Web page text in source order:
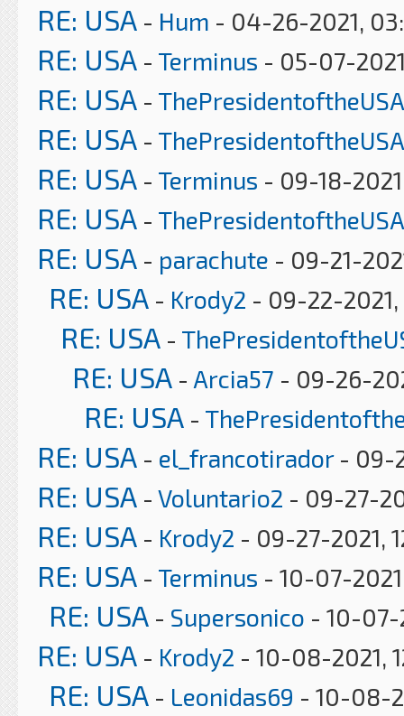
RE: USA - Hum - 04-26-2021,
RE: USA - Terminus - 05-07-
RE: USA - ThePresidentoftheUSA
RE: USA - ThePresidentoftheUSA
RE: USA - Terminus - 09-18-
RE: USA - ThePresidentoftheUSA
RE: USA - parachute - 09-21-
RE: USA - Krody2 - 09-22-2021,
RE: USA -
RE: USA - Arcia57 - 09-26-
RE: USA -
RE: USA - el_francotirador- 09-
RE: USA - Voluntario2 - 09-27-
RE: USA - Krody2 - 09-27-2021,
RE: USA - Terminus - 10-07-
RE: USA - Supersonico - 10-07-
RE: USA - Krody2 - 10-08-2021,
RE: USA - Leonidas69 - 10-08-